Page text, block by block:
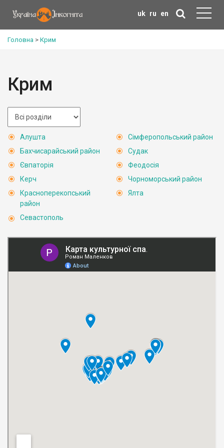
uk ru en
Головна > Крим
Крим
Алушта
Бахчисарайський район
Євпаторія
Керч
Красноперекопський
район
Севастополь
Сімферопольський район
Судак
Феодосія
Чорноморський район
Ялта